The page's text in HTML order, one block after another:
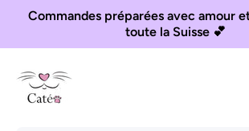
Ignorer et passer au contenu
Commandes préparées avec amour
toute la Suisse 💕